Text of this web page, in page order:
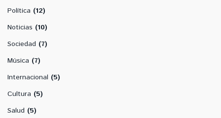
Política (12)
Noticias (10)
Sociedad (7)
Música (7)
Internacional (5)
Cultura (5)
Salud (5)